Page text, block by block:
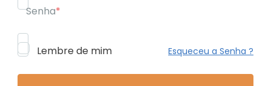
Senha*
Lembre de mim Esqueceu a Senha ?